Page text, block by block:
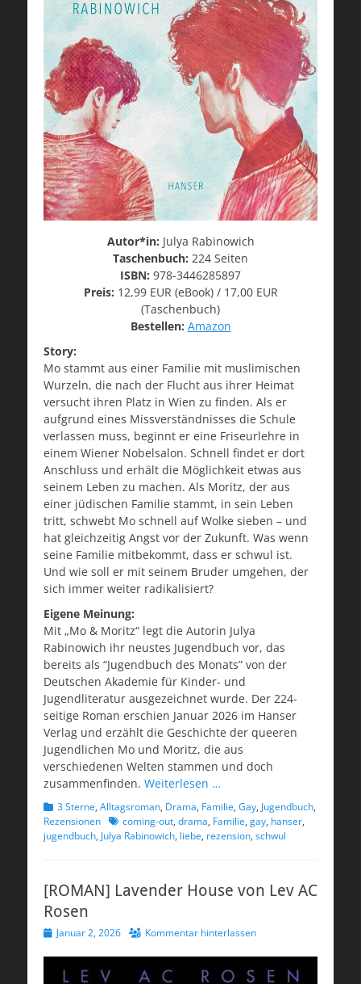
Autor*in: Julya Rabinowich
Taschenbuch: 224 Seiten
ISBN: 978-3446285897
Preis: 12,99 EUR (eBook) / 17,00 EUR
(Taschenbuch)
Bestellen: Amazon
Story:
Mo stammt aus einer Familie mit muslimischen
Wurzeln, die nach der Flucht aus ihrer Heimat
versucht ihren Platz in Wien zu finden. Als er
aufgrund eines Missverständnisses die Schule
verlassen muss, beginnt er eine Friseurlehre in
einem Wiener Nobelsalon. Schnell findet er dort
Anschluss und erhält die Möglichkeit etwas aus
seinem Leben zu machen. Als Moritz, der aus
einer jüdischen Familie stammt, in sein Leben
tritt, schwebt Mo schnell auf Wolke sieben – und
hat gleichzeitig Angst vor der Zukunft. Was wenn
seine Familie mitbekommt, dass er schwul ist.
Und wie soll er mit seinem Bruder umgehen, der
sich immer weiter radikalisiert?
Eigene Meinung:
Mit „Mo & Moritz“ legt die Autorin Julya
Rabinowich ihr neustes Jugendbuch vor, das
bereits als “Jugendbuch des Monats” von der
Deutschen Akademie für Kinder- und
Jugendliteratur ausgezeichnet wurde. Der 224-
seitige Roman erschien Januar 2026 im Hanser
Verlag und erzählt die Geschichte der queeren
Jugendlichen Mo und Moritz, die aus
verschiedenen Welten stammen und doch
zusammenfinden. Weiterlesen …
Kategorien
3 Sterne, Alltagsroman, Drama, Familie, Gay, Jugendbuch,
Rezensionen Schlagworte
coming-out, drama, Familie, gay, hanser,
jugendbuch, Julya Rabinowich, liebe, rezension, schwul
[ROMAN] Lavender House von Lev AC
Rosen
Veröffentlicht
Januar 2, 2026 Kommentar hinterlassen